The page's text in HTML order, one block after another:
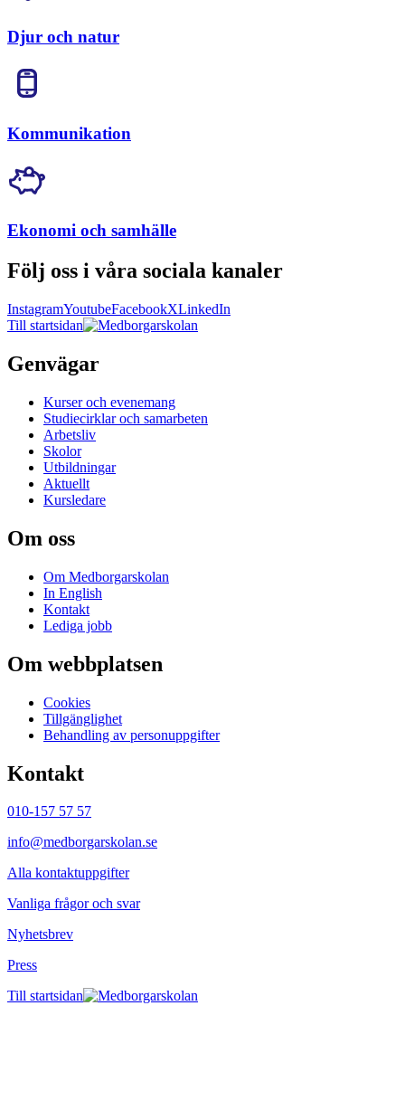
Djur och natur
Kommunikation
Ekonomi och samhälle
Följ oss i våra sociala kanaler
InstagramYoutubeFacebookXLinkedIn
Till startsidan
Genvägar
Kurser och evenemang
Studiecirklar och samarbeten
Arbetsliv
Skolor
Utbildningar
Aktuellt
Kursledare
Om oss
Om Medborgarskolan
In English
Kontakt
Lediga jobb
Om webbplatsen
Cookies
Tillgänglighet
Behandling av personuppgifter
Kontakt
010-157 57 57
info@medborgarskolan.se
Alla kontaktuppgifter
Vanliga frågor och svar
Nyhetsbrev
Press
Till startsidan